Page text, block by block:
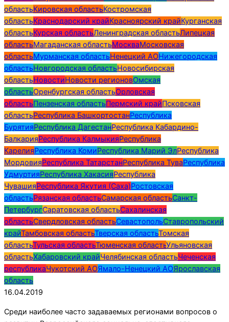
областьКировская областьКостромская
областьКраснодарский крайКрасноярский крайКурганская
областьКурская областьЛенинградская областьЛипецкая
областьМагаданская областьМоскваМосковская
областьМурманская областьНенецкий АОНижегородская
областьНовгородская областьНовосибирская
областьНовостиНовости регионовОмская
областьОренбургская областьОрловская
областьПензенская областьПермский крайПсковская
областьРеспублика БашкортостанРеспублика
БурятияРеспублика ДагестанРеспублика Кабардино-
БалкарияРеспублика КалмыкияРеспублика
КарелияРеспублика КомиРеспублика Марий ЭлРеспублика
МордовияРеспублика ТатарстанРеспублика ТуваРеспублика
УдмуртияРеспублика ХакасияРеспублика
ЧувашияРеспублика Якутия (Саха)Ростовская
областьРязанская областьСамарская областьСанкт-
ПетербургСаратовская областьСахалинская
областьСвердловская областьСевастопольСтавропольский
крайТамбовская областьТверская областьТомская
областьТульская областьТюменская областьУльяновская
областьХабаровский крайЧелябинская областьЧеченская
республикаЧукотский АОЯмало-Ненецкий АОЯрославская
область
16.04.2019
Среди наиболее часто задаваемых регионами вопросов о